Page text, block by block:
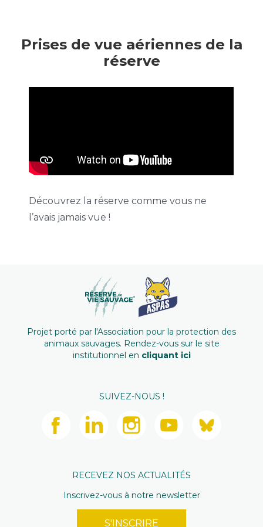
Prises de vue aériennes de la
réserve
Découvrez la réserve comme vous ne
l’avais jamais vue !
Projet porté par l'Association pour la protection des
animaux sauvages. Rendez-vous sur le site
institutionnel en cliquant ici
SUIVEZ-NOUS !
RECEVEZ NOS ACTUALITÉS
Inscrivez-vous à notre newsletter
S'INSCRIRE